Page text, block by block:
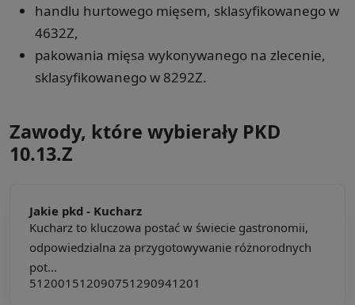
handlu hurtowego mięsem, sklasyfikowanego w
4632Z,
pakowania mięsa wykonywanego na zlecenie,
sklasyfikowanego w 8292Z.
Zawody, które wybierały PKD
10.13.Z
Jakie pkd - Kucharz
Kucharz to kluczowa postać w świecie gastronomii,
odpowiedzialna za przygotowywanie różnorodnych
pot...
512001 512090751290941201